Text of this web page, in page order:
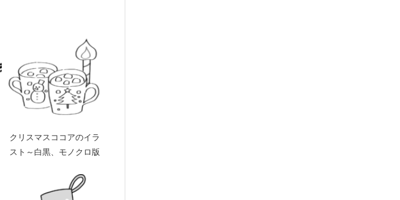
クリスマスココアのイラ
スト～白黒、モノクロ版